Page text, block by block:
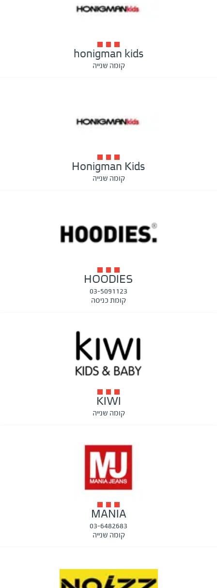
honigman kids
קומה שנייה
Honigman Kids
קומה שנייה
HOODIES
03-5091123
קומת כניסה
KIWI
קומה שנייה
MANIA
03-6482683
קומה שנייה